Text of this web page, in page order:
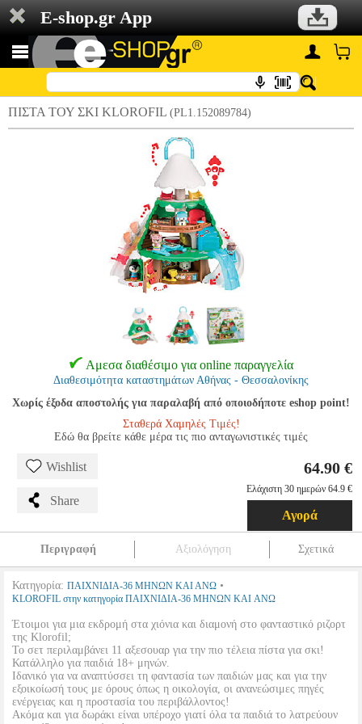
E-shop.gr App
ΠΙΣΤΑ ΤΟΥ ΣΚΙ KLOROFIL (PL1.152089784)
Αμεσα διαθέσιμο για online παραγγελία
Διαθεσιμότητα καταστημάτων Αθήνας - Θεσσαλονίκης
Χωρίς έξοδα αποστολής για παραλαβή από οποιοδήποτε eshop point!
Σταθερά Χαμηλές Τιμές!
Εδώ θα βρείτε κάθε μέρα τις πιο ανταγωνιστικές τιμές
Wishlist
Share
64.90 €
Ελάχιστη 30 ημερών 64.9 €
Αγορά
Περιγραφή Αξιολόγηση Σχετικά
Κατηγορία: ΠΑΙΧΝΙΔΙΑ-36 ΜΗΝΩΝ ΚΑΙ ΑΝΩ •
KLOROFIL στην κατηγορία ΠΑΙΧΝΙΔΙΑ-36 ΜΗΝΩΝ ΚΑΙ ΑΝΩ
Έτοιμοι για μια εκδρομή στα χιόνια και διαμονή στο φανταστικό ριζορτ
της Klorofil;
Το σετ περιλαμβάνει 11 αξεσουαρ για την πιο τέλεια πίστα για σκι!
Κατάλληλο για παιδιά 18+ μηνών.
Ιδανικό για να αναπτύσσει τη φαντασία των παιδιών μας και για την
εξοικοίωσή τους με όρους όπως η οικολογία, οι ανανεώσιμες πηγές
ενέργειας και η προστασία του περιβάλλοντος!
Ακόμα και για δωράκι είναι υπέροχο γιατί όλα τα παιδιά το λατρεύουν